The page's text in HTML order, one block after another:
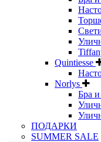
Quintiesse
Norlys
Бра
ПОДАРКИ
SUMMER SALE